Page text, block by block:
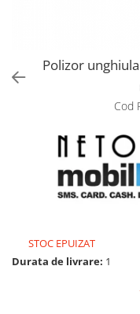
Motoburghie si
Drujbe, fierastraie
Drujbe pe benzina
Drujbe cu acumulator
Consumabile drujbe,
Drujbe electrice
Unelte electrice busteni
Batoze - mori desfacat
Polizor
Cod
STOC EPUIZAT
Durata de livrare: 1